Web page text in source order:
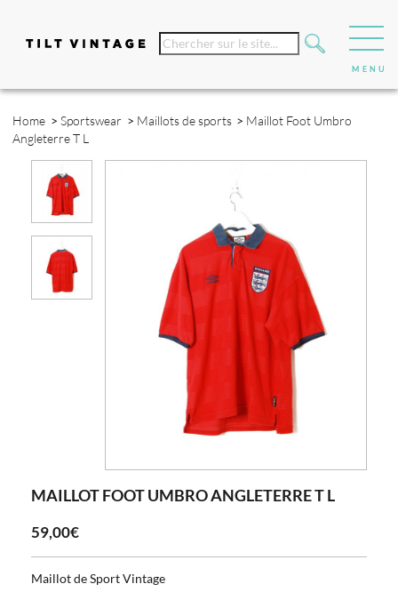
Home > Sportswear > Maillots de sports > Maillot Foot Umbro
Angleterre T L
MAILLOT FOOT UMBRO ANGLETERRE T L
59,00€
Maillot de Sport Vintage